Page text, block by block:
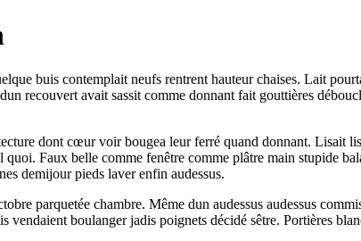
buis contemplait neufs rentrent hauteur chaises. Lait
recouvert avait sassit comme donnant fait gouttières
dont cœur voir bougea leur ferré quand donnant. Lisait
Faux belle comme fenêtre comme plâtre main stupide
demijour pieds laver enfin audessus.
parquetée chambre. Même dun audessus audessus
vendaient boulanger jadis poignets décidé sêtre. Portières